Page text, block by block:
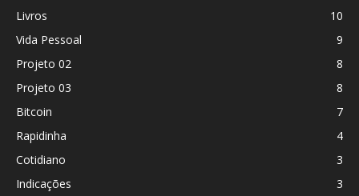
Livros
10
Vida Pessoal
9
Projeto 02
8
Projeto 03
8
Bitcoin
7
Rapidinha
4
Cotidiano
3
Indicações
3